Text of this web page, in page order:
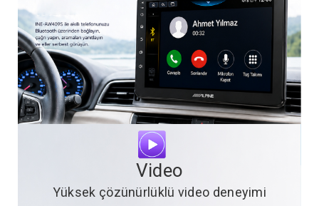
Video
Yüksek çözünürlüklü video deneyimi